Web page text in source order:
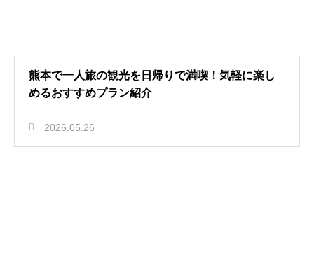
熊本で一人旅の観光を日帰りで満喫！気軽に楽し
めるおすすめプラン紹介
2026.05.26